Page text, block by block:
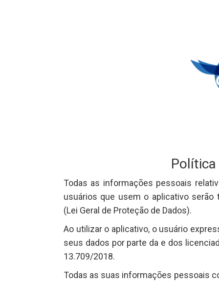
Todas as informações pessoais
usuários que usem o aplicativo
(Lei Geral de Proteção de Dados).
Ao utilizar o aplicativo, o usuário
seus dados por parte da e dos
13.709/2018.
Todas as suas informações pessoais